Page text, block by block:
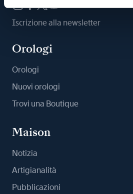
Iscrizione alla newsletter
Orologi
Orologi
Nuovi orologi
Trovi una Boutique
Maison
Notizia
Artigianalità
Pubblicazioni